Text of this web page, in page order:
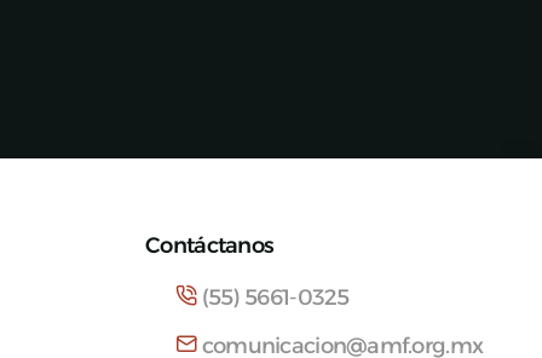
Contáctanos
(55) 5661-0325
comunicacion@amf.org.mx